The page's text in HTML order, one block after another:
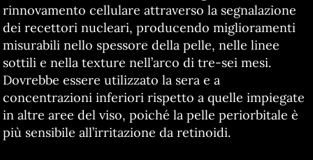
rinnovamento cellulare attraverso la segnalazione
dei recettori nucleari, producendo miglioramenti
misurabili nello spessore della pelle, nelle linee
sottili e nella texture nell’arco di tre-sei mesi.
Dovrebbe essere utilizzato la sera e a
concentrazioni inferiori rispetto a quelle impiegate
in altre aree del viso, poiché la pelle periorbitale è
più sensibile all’irritazione da retinoidi.